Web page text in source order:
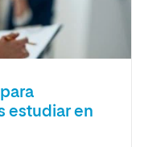
estudiar en